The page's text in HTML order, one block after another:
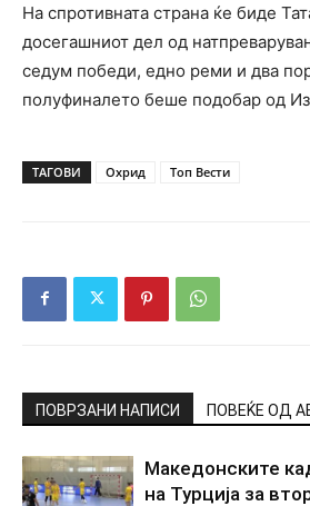
На спротивната страна ќе биде
досегашниот дел од
седум победи, едно реми и два
полуфиналето беше подобар од
ТАГОВИ Охрид Топ Вести
ПОВРЗАНИ НАПИСИ ПОВЕЌЕ ОД
Македонските
на Турција за